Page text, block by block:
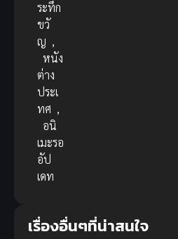
ระทึก
ขวั
ญ ,
หนัง
ต่าง
ประเ
ทศ ,
อนิ
เมะรอ
อัป
เดท
เรื่องอื่นๆที่น่าสนใจ